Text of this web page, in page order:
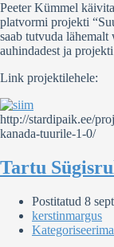
Peeter Kümmel
platvormi projekti
saab tutvuda
auhindadest ja
Link projektilehele:
http://stardipaik.ee/
kanada-tuurile-1-0/
Tartu
Postitatud 8
kerstinmargus